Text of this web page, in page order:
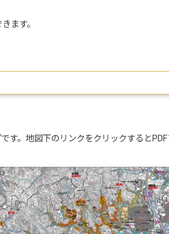
ます。
。地図下のリンクをクリックすると